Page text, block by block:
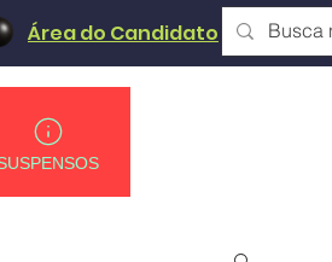
Área do Candidato